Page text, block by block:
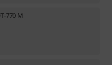
770 M